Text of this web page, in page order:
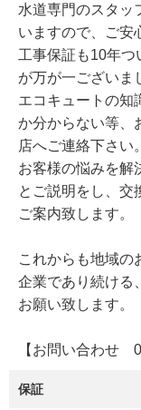
水道専門のスタッ
いますので、ご安
工事保証も10年
が万が一ございま
エコキュートの知
か分からない等、
店へご連絡下さい。
お客様の悩みを解
とご説明をし、交
ご案内致します。
これからも地域の
企業であり続ける
お願い致します。
【お問い合わせ
保証